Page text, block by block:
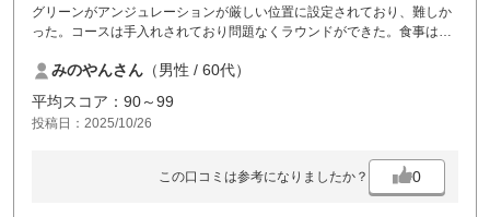
グリーンがアンジュレーションが厳しい位置に設定されており、難しか
った。コースは手入れされており問題なくラウンドができた。食事は、
みのやんさん （男性 / 60代）
平均スコア：90～99
投稿日：2025/10/26
この口コミは参考になりましたか？ 0